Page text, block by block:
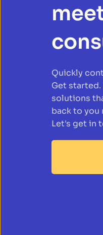
Quickly
Get
solutions
back to you
Let's get in